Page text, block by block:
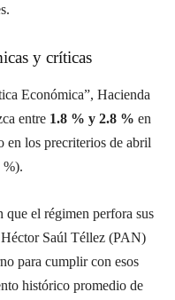
y críticas
Económica”, Hacienda
entre 1.8 % y 2.8 % en
en los precriterios de abril
%).
que el régimen perfora sus
Saúl Téllez (PAN)
para cumplir con esos
histórico promedio de